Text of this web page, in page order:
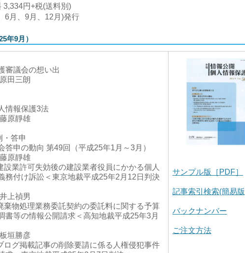
3,334円+税(送料別)
6月、9月、12月)発行
年9月）
審議会の想い出
三朗
情報保護3法
靜雄
・答申
答申の動向 第49回（平成25年1月～3月）
靜雄
設業許可失効後の建設業者役員にかかる個人
務付け訴訟＜東京地裁平成25年2月12日判決
禎男
棄物処理業務委託契約の委託料に関する予算
書等の情報公開請求＜高知地裁平成25年3月
勝彦
ログ掲載記事の削除要請に係る人権侵犯事件
サンプル版［PDF］
記事索引検索(簡易
バックナンバー
ご注文方法